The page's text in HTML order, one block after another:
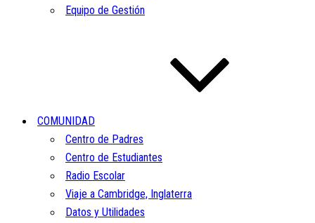
Equipo de Gestión
COMUNIDAD
Centro de Padres
Centro de Estudiantes
Radio Escolar
Viaje a Cambridge, Inglaterra
Datos y Utilidades